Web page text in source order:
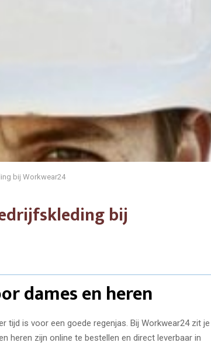
bij Workwear24
bij
dames en heren
tijd is voor een goede regenjas. Bij Workwear24 zit je
heren zijn online te bestellen en direct leverbaar in